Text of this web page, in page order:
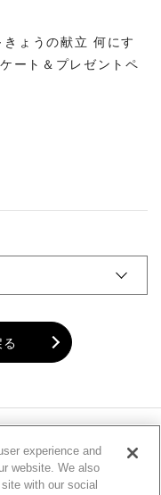
ょうの献立 何にす
ート＆プレゼントペ
Information
experience and
website. We also
with our social